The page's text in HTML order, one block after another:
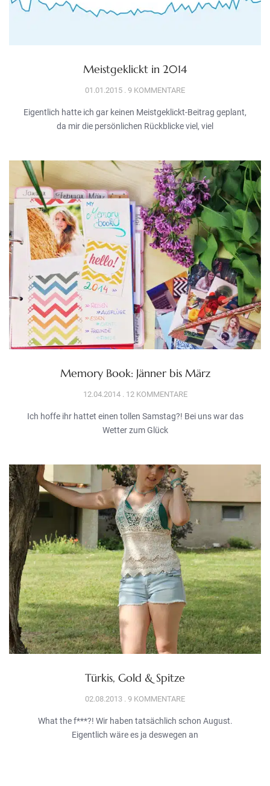
Meistgeklickt in 2014
01.01.2015 9 KOMMENTARE
Eigentlich hatte ich gar keinen Meistgeklickt-Beitrag geplant,
da mir die persönlichen Rückblicke viel, viel
Memory Book: Jänner bis März
12.04.2014 12 KOMMENTARE
Ich hoffe ihr hattet einen tollen Samstag?! Bei uns war das
Wetter zum Glück
Türkis, Gold & Spitze
02.08.2013 9 KOMMENTARE
What the f***?! Wir haben tatsächlich schon August.
Eigentlich wäre es ja deswegen an